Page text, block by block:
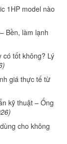
1HP model nào
Bền, làm lạnh
có tốt không? Lý
giá thực tế từ
kỹ thuật – Ống
cho không